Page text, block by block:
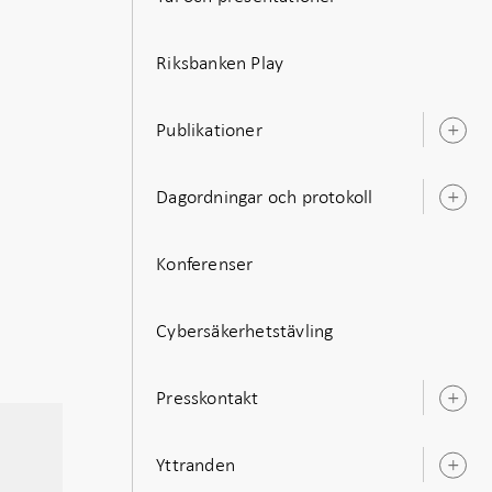
Riksbanken Play
Publikationer
Dagordningar och protokoll
Konferenser
Cybersäkerhetstävling
Presskontakt
Yttranden